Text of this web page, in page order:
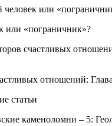
или «пограничник»?
отношений:
статьи